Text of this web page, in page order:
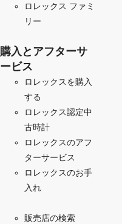
ロレックス ファミ
リー
購入とアフターサ
ービス
ロレックスを購入
する
ロレックス認定中
古時計
ロレックスのアフ
ターサービス
ロレックスのお手
入れ
販売店の検索